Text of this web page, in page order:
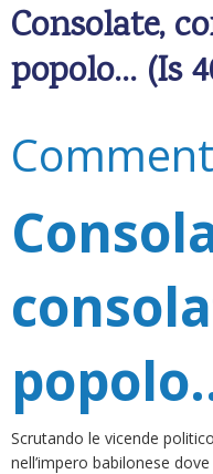
Consolate,
popolo… (Is
Scrutando le vicende
nell’impero babilonese